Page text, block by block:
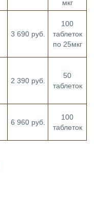
мкг
3 690 руб.
100
таблеток
по 25мкг
2 390 руб.
50
таблеток
6 960 руб.
100
таблеток